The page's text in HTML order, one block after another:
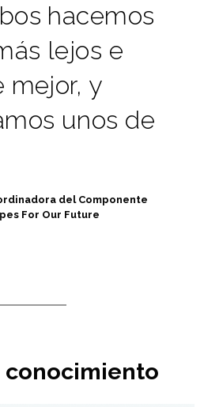
hacemos
lejos e
mejor, y
unos de
del Componente
For Our Future
conocimiento